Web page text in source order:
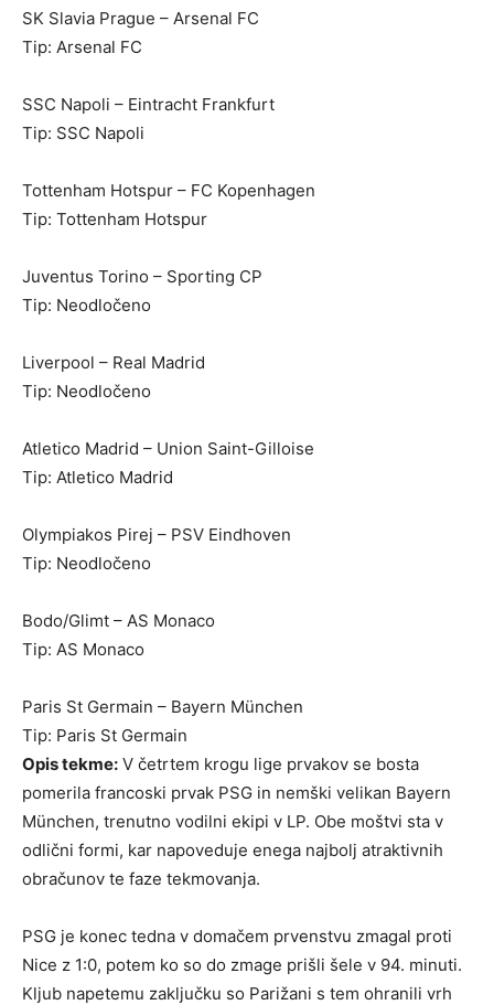
SK Slavia Prague – Arsenal FC
Tip: Arsenal FC
SSC Napoli – Eintracht Frankfurt
Tip: SSC Napoli
Tottenham Hotspur – FC Kopenhagen
Tip: Tottenham Hotspur
Juventus Torino – Sporting CP
Tip: Neodločeno
Liverpool – Real Madrid
Tip: Neodločeno
Atletico Madrid – Union Saint-Gilloise
Tip: Atletico Madrid
Olympiakos Pirej – PSV Eindhoven
Tip: Neodločeno
Bodo/Glimt – AS Monaco
Tip: AS Monaco
Paris St Germain – Bayern München
Tip: Paris St Germain
Opis tekme: V četrtem krogu lige prvakov se bosta
pomerila francoski prvak PSG in nemški velikan Bayern
München, trenutno vodilni ekipi v LP. Obe moštvi sta v
odlični formi, kar napoveduje enega najbolj atraktivnih
obračunov te faze tekmovanja.
PSG je konec tedna v domačem prvenstvu zmagal proti
Nice z 1:0, potem ko so do zmage prišli šele v 94. minuti.
Kljub napetemu zaključku so Parižani s tem ohranili vrh